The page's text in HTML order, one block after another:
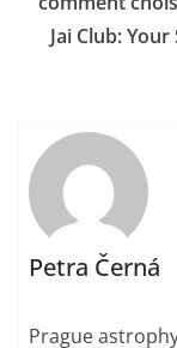
Jai Club:
Petra Černá
Prague